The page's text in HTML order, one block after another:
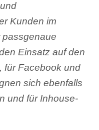
Kunden im
passgenaue
Einsatz auf den
für Facebook und
sich ebenfalls
und für Inhouse-